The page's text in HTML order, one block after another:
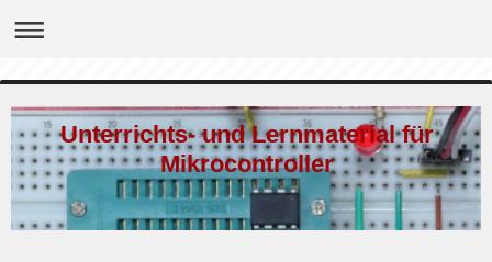
Unterrichts- und Lernmaterial für
Mikrocontroller